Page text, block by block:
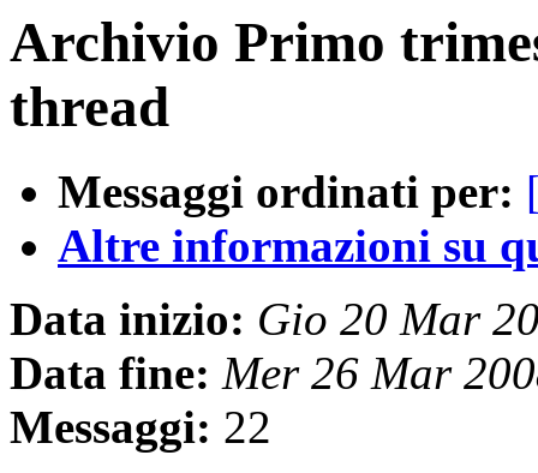
Archivio Primo
thread
Messaggi ordinati per:
Altre informazioni su
Data inizio: Gio 20 Mar
Data fine: Mer 26 Mar
Messaggi: 22